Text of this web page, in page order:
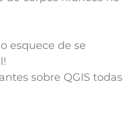
esquece de se
sobre QGIS todas